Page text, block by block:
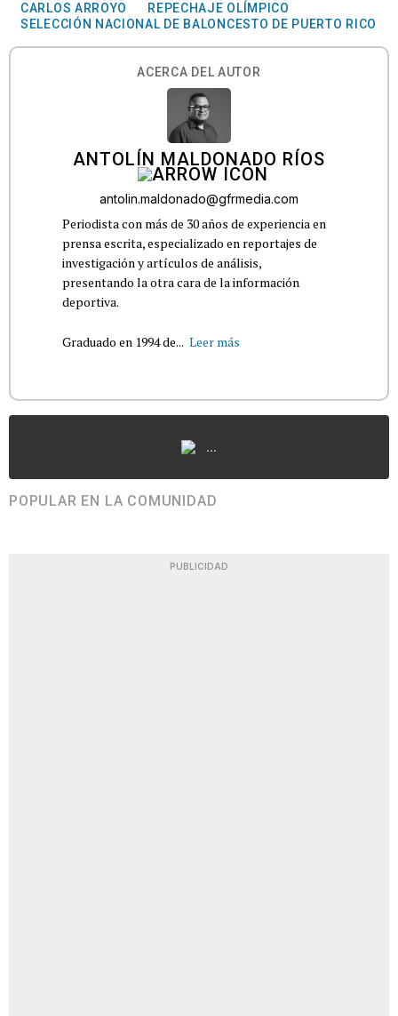
CARLOS ARROYO
REPECHAJE OLÍMPICO
SELECCIÓN NACIONAL DE BALONCESTO DE PUERTO RICO
ACERCA DEL AUTOR
ANTOLÍN MALDONADO RÍOS
antolin.maldonado@gfrmedia.com
Periodista con más de 30 años de experiencia en
prensa escrita, especializado en reportajes de
investigación y artículos de análisis,
presentando la otra cara de la información
deportiva.
Graduado en 1994 de... Leer más
...
POPULAR EN LA COMUNIDAD
PUBLICIDAD